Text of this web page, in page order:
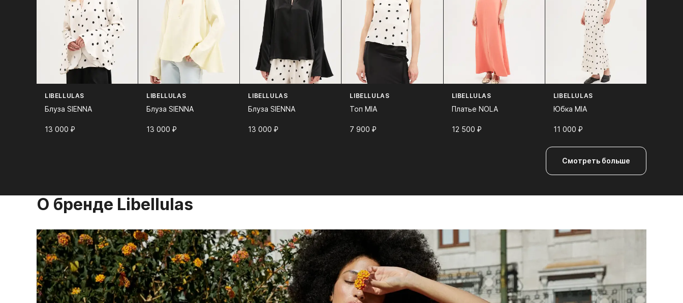
LIBELLULAS
Блуза SIENNA
13 000⁠ ⁠₽
LIBELLULAS
Блуза SIENNA
13 000⁠ ⁠₽
LIBELLULAS
Блуза SIENNA
13 000⁠ ⁠₽
LIBELLULAS
Топ MIA
7 900⁠ ⁠₽
LIBELLULAS
Платье NOLA
12 500⁠ ⁠₽
LIBELLULAS
Юбка MIA
11 000⁠ ⁠₽
Смотреть больше
О бренде Libellulas